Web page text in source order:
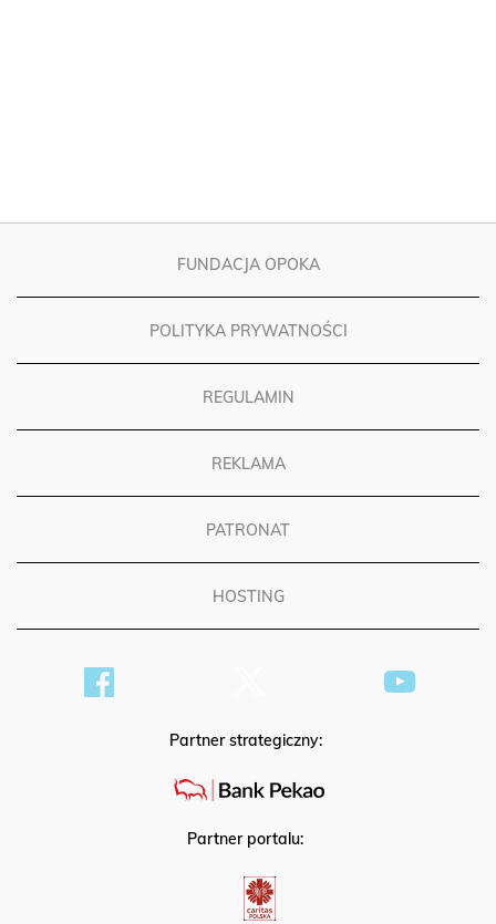
FUNDACJA OPOKA
POLITYKA PRYWATNOŚCI
REGULAMIN
REKLAMA
PATRONAT
HOSTING
Partner strategiczny:
Partner portalu: